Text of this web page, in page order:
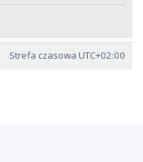
Strefa czasowa UTC+02:00